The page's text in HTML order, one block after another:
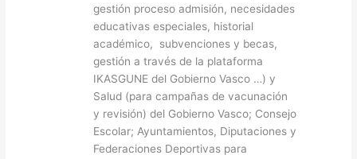
gestión proceso admisión, necesidades
educativas especiales, historial
académico, subvenciones y becas,
gestión a través de la plataforma
IKASGUNE del Gobierno Vasco …) y
Salud (para campañas de vacunación
y revisión) del Gobierno Vasco; Consejo
Escolar; Ayuntamientos, Diputaciones y
Federaciones Deportivas para